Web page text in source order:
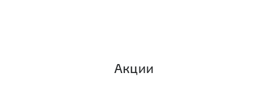
Акции